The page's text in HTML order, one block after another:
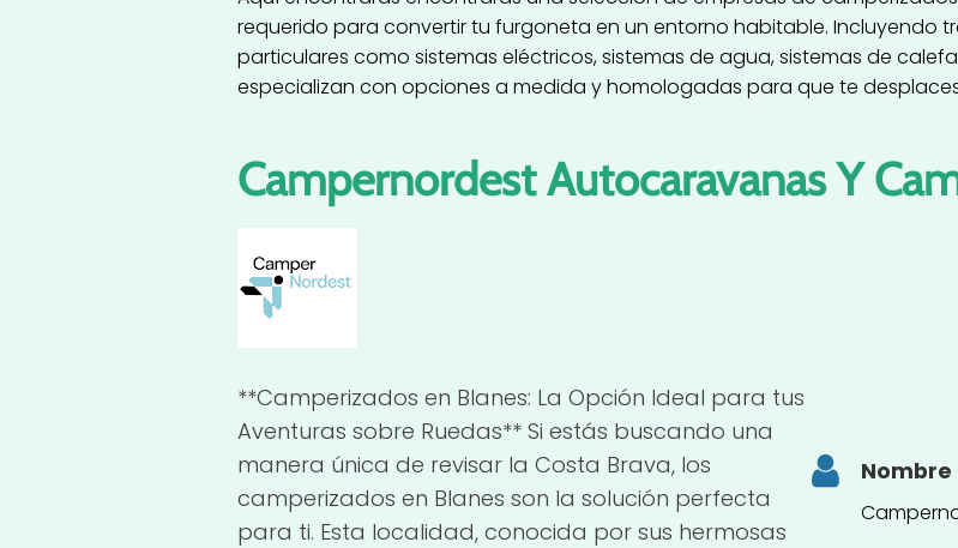
requerido para convertir tu furgoneta en un entorno habitable. Incluyendo
particulares como sistemas eléctricos, sistemas de agua, sistemas de
especializan con opciones a medida y homologadas para que te
Campernordest Autocaravanas Y
**Camperizados en Blanes: La Opción Ideal para tus
Aventuras sobre Ruedas** Si estás buscando una
manera única de revisar la Costa Brava, los
camperizados en Blanes son la solución perfecta
para ti. Esta localidad, conocida por sus hermosas
Nombre